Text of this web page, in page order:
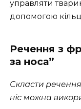
управляти
допомогою
Речення з
за носа”
Скласти
ніс можна